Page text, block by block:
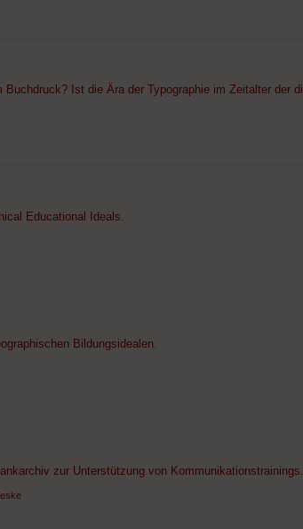
Buchdruck? Ist die Ära der Typographie im Zeitalter der
Educational Ideals.
Bildungsidealen.
zur Unterstützung von Kommunikationstrainings.